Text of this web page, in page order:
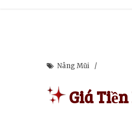
Nâng Mũi
Giá